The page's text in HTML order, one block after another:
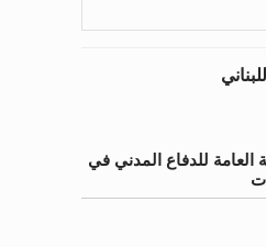
العامة للدفاع المدني في